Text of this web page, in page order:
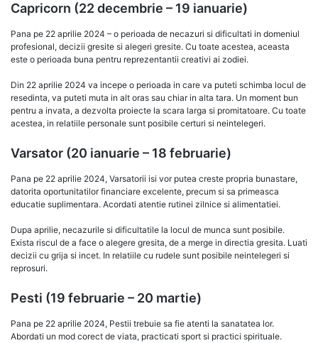
Capricorn (22 decembrie – 19 ianuarie)
Pana pe 22 aprilie 2024 – o perioada de necazuri si dificultati in domeniul
profesional, decizii gresite si alegeri gresite. Cu toate acestea, aceasta
este o perioada buna pentru reprezentantii creativi ai zodiei.
Din 22 aprilie 2024 va incepe o perioada in care va puteti schimba locul de
resedinta, va puteti muta in alt oras sau chiar in alta tara. Un moment bun
pentru a invata, a dezvolta proiecte la scara larga si promitatoare. Cu toate
acestea, in relatiile personale sunt posibile certuri si neintelegeri.
Varsator (20 ianuarie – 18 februarie)
Pana pe 22 aprilie 2024, Varsatorii isi vor putea creste propria bunastare,
datorita oportunitatilor financiare excelente, precum si sa primeasca
educatie suplimentara. Acordati atentie rutinei zilnice si alimentatiei.
Dupa aprilie, necazurile si dificultatile la locul de munca sunt posibile.
Exista riscul de a face o alegere gresita, de a merge in directia gresita. Luati
decizii cu grija si incet. In relatiile cu rudele sunt posibile neintelegeri si
reprosuri.
Pesti (19 februarie – 20 martie)
Pana pe 22 aprilie 2024, Pestii trebuie sa fie atenti la sanatatea lor.
Abordati un mod corect de viata, practicati sport si practici spirituale.